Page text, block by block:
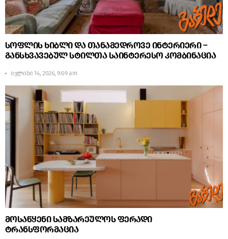
სოფლის ხიბლი და თანამედროვე ინტერიერი –
განსხვავებულ სტილთა საინტერესო კომბინაცია
ივლისი 14, 2026, 9:09 am
მოსაწყენი სამზარეულოს ფერადი
ტრანსფორმაცია